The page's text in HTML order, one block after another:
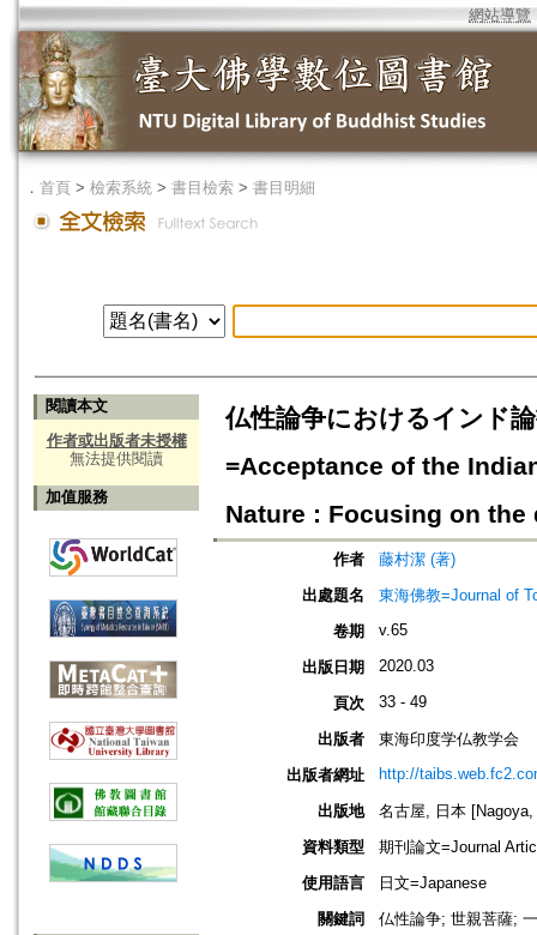
網站導覽
． 首頁 > 檢索系統 > 書目檢索 > 書目明細
閱讀本文
作者或出版者未授權
無法提供閱讀
加值服務
仏性論争におけるインド
=Acceptance of the
Nature : Focusing on
作者
藤村潔 (著)
出處題名
東海佛教=Journal of
卷期
v.65
出版日期 2020.03
頁次 33 - 49
出版者
東海印度学仏教学会
出版者網址
http://
出版地
名古屋, 日本
資料類型
期刊論文=Journal
使用語言
日文=Japanese
關鍵詞
仏性論争; 世親菩薩;